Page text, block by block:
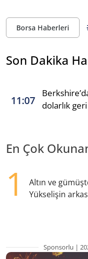
Borsa Haberleri
Son Dakika
11:07
dolarlık geri
En Çok
1
Altın ve
Yükselişin
Sponsorlu |